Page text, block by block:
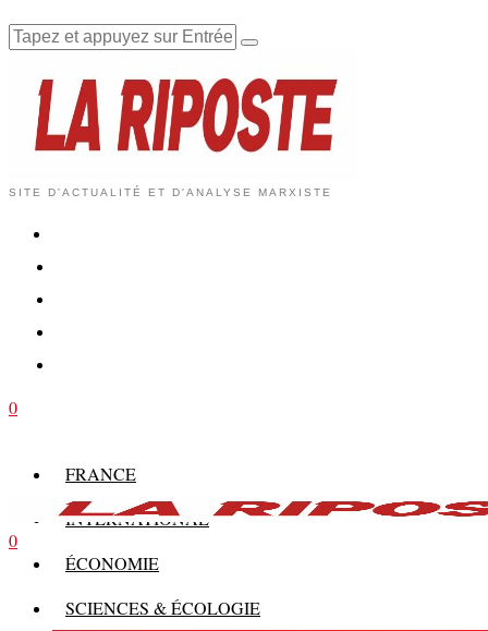
SITE D'ACTUALITÉ ET D'ANALYSE MARXISTE
0
FRANCE
INTERNATIONAL
ÉCONOMIE
SCIENCES & ÉCOLOGIE
0